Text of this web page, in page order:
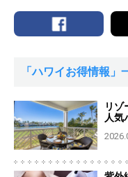
「ハワイお得情報」
リゾ
人気